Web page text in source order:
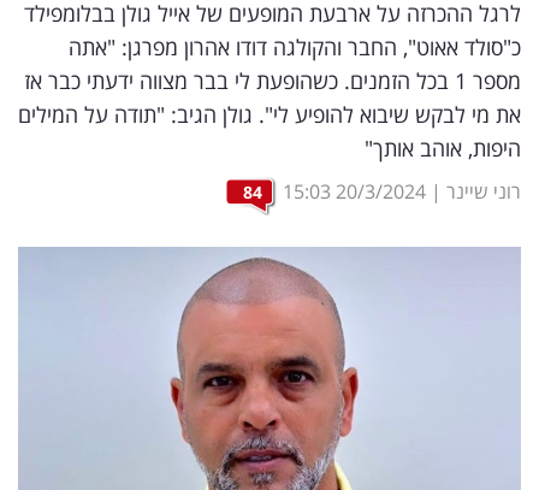
שיווק
ופרסום
משפט
ומחקרים
לרגל ההכרזה על ארבעת המופעים של אייל גולן בבלומפילד
כ"סולד אאוט", החבר והקולגה דודו אהרון מפרגן: "אתה
מספר 1 בכל הזמנים. כשהופעת לי בבר מצווה ידעתי כבר אז
את מי לבקש שיבוא להופיע לי". גולן הגיב: "תודה על המילים
היפות, אוהב אותך"
רוני שיינר |
20/3/2024
15:03
84